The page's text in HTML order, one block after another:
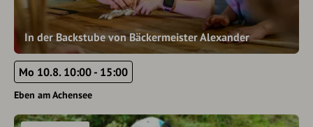
In der Backstube von Bäckermeister Alexander
Mo 10.8. 10:00 - 15:00
Eben am Achensee